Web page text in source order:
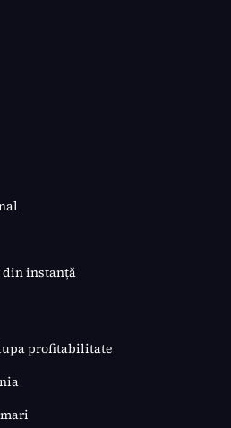
din instanță
profitabilitate